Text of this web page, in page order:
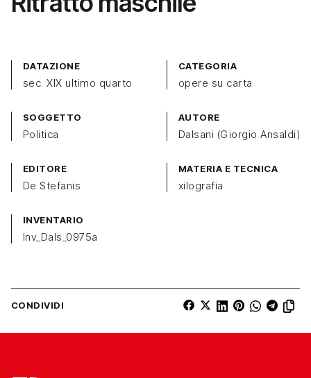
DATAZIONE
sec. XIX ultimo quarto
CATEGORIA
opere su carta
SOGGETTO
Politica
AUTORE
Dalsani (Giorgio Ansaldi)
EDITORE
De Stefanis
MATERIA E TECNICA
xilografia
INVENTARIO
Inv_Dals_0975a
CONDIVIDI